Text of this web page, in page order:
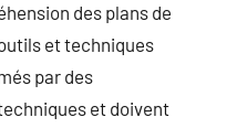
des plans de
et techniques
par des
et doivent